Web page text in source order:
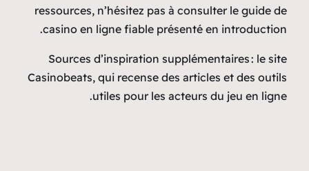
ressources, n’hésitez
casino en ligne fiable
Sources d’inspiration
Casinobeats, qui recense
utiles pour les